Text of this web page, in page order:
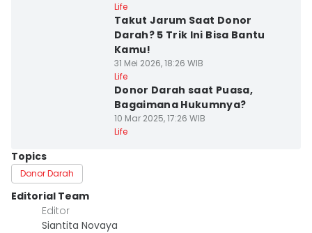
Life
Takut Jarum Saat Donor
Darah? 5 Trik Ini Bisa Bantu
Kamu!
31 Mei 2026, 18:26 WIB
Life
Donor Darah saat Puasa,
Bagaimana Hukumnya?
10 Mar 2025, 17:26 WIB
Life
Topics
Donor Darah
Editorial Team
Editor
Siantita Novaya